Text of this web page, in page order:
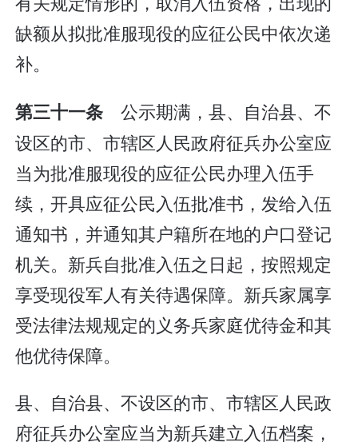
缺额从拟批准服现役的应征公民中依次递
补。
第三十一条 公示期满，县、自治县、不
设区的市、市辖区人民政府征兵办公室应
当为批准服现役的应征公民办理入伍手
续，开具应征公民入伍批准书，发给入伍
通知书，并通知其户籍所在地的户口登记
机关。新兵自批准入伍之日起，按照规定
享受现役军人有关待遇保障。新兵家属享
受法律法规规定的义务兵家庭优待金和其
他优待保障。
县、自治县、不设区的市、市辖区人民政
府征兵办公室应当为新兵建立入伍档案，